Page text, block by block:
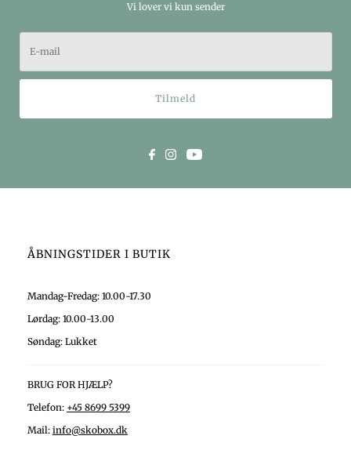
Vi lover vi kun sender
Tilmeld
ÅBNINGSTIDER I BUTIK
Mandag-Fredag: 10.00-17.30
Lørdag: 10.00-13.00
Søndag: Lukket
BRUG FOR HJÆLP?
Telefon: +45 8699 5399
Mail: info@skobox.dk